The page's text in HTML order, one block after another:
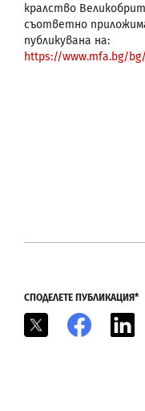
кралство
съответно
публикувана на:
https://www.mfa.bg/
СПОДЕЛЕТЕ ПУБЛИКАЦИЯ*
Facebook